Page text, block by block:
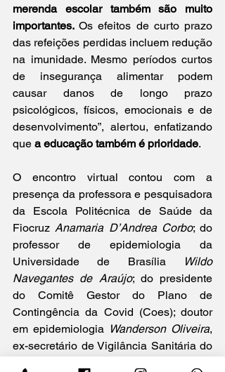
merenda escolar também são muito
importantes. Os efeitos de curto prazo
das refeições perdidas incluem redução
na imunidade. Mesmo períodos curtos
de insegurança alimentar podem
causar danos de longo prazo
psicológicos, físicos, emocionais e de
desenvolvimento”, alertou, enfatizando
que a educação também é prioridade.
O encontro virtual contou com a
presença da professora e pesquisadora
da Escola Politécnica de Saúde da
Fiocruz Anamaria D’Andrea Corbo; do
professor de epidemiologia da
Universidade de Brasília
Wildo
Navegantes de Araújo; do presidente
do Comitê Gestor do Plano de
Contingência da Covid (Coes); doutor
em epidemiologia Wanderson Oliveira,
ex-secretário de Vigilância Sanitária do